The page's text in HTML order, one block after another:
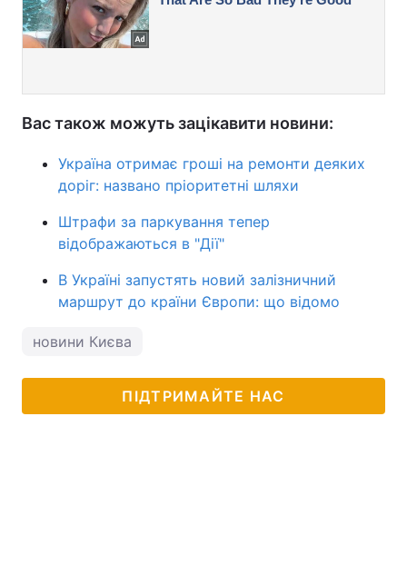
Вас також можуть зацікавити новини:
Україна отримає гроші на ремонти деяких
доріг: названо пріоритетні шляхи
Штрафи за паркування тепер
відображаються в "Дії"
В Україні запустять новий залізничний
маршрут до країни Європи: що відомо
новини Києва
ПІДТРИМАЙТЕ НАС